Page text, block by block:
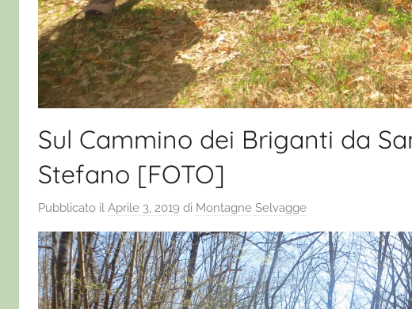
Sul Cammino dei Briganti da
Stefano [FOTO]
Pubblicato il Aprile 3, 2019 di Montagne Selvagge